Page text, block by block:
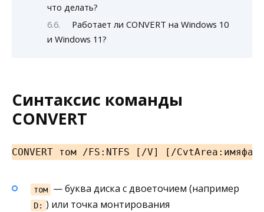
что делать?
Работает ли CONVERT на Windows 10
и Windows 11?
Синтаксис команды
CONVERT
CONVERT том /FS:NTFS [/V] [/
том — буква диска с двоеточием (например
D: ) или точка монтирования